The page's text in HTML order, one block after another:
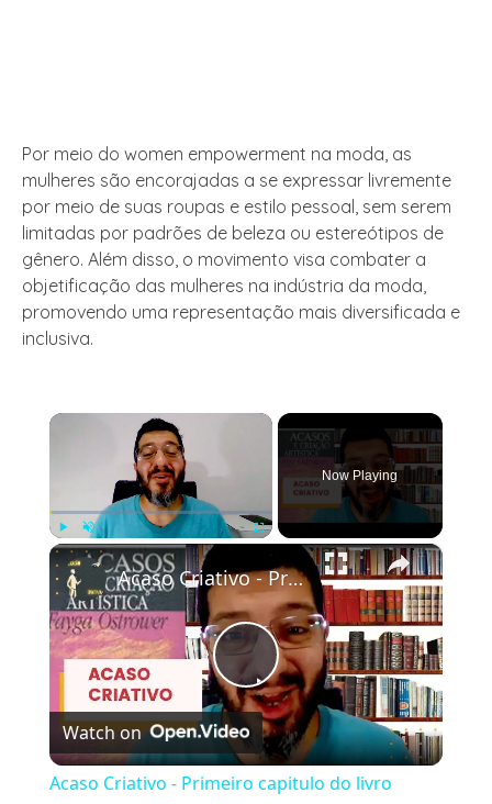
Por meio do women empowerment na moda, as
mulheres são encorajadas a se expressar livremente
por meio de suas roupas e estilo pessoal, sem serem
limitadas por padrões de beleza ou estereótipos de
gênero. Além disso, o movimento visa combater a
objetificação das mulheres na indústria da moda,
promovendo uma representação mais diversificada e
inclusiva.
×
Play Unmute
Now Playing
×
Play
Video
Acaso Criativo - Primeiro capitulo do livro Acasos e criação artística
Watch on
Acaso Criativo - Primeiro capitulo do livro